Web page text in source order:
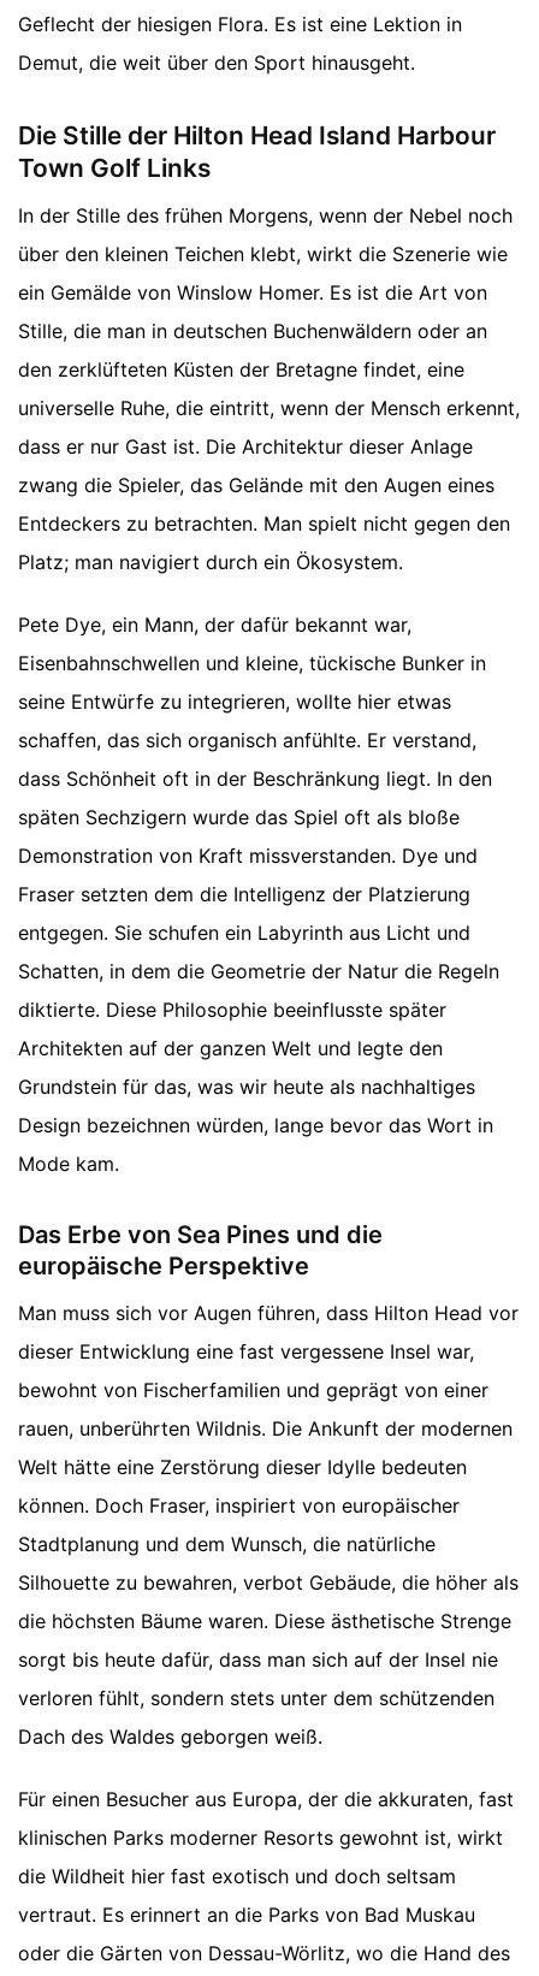
Geflecht der hiesigen Flora. Es ist eine Lektion in
Demut, die weit über den Sport hinausgeht.
Die Stille der Hilton Head Island Harbour
Town Golf Links
In der Stille des frühen Morgens, wenn der Nebel noch
über den kleinen Teichen klebt, wirkt die Szenerie wie
ein Gemälde von Winslow Homer. Es ist die Art von
Stille, die man in deutschen Buchenwäldern oder an
den zerklüfteten Küsten der Bretagne findet, eine
universelle Ruhe, die eintritt, wenn der Mensch erkennt,
dass er nur Gast ist. Die Architektur dieser Anlage
zwang die Spieler, das Gelände mit den Augen eines
Entdeckers zu betrachten. Man spielt nicht gegen den
Platz; man navigiert durch ein Ökosystem.
Pete Dye, ein Mann, der dafür bekannt war,
Eisenbahnschwellen und kleine, tückische Bunker in
seine Entwürfe zu integrieren, wollte hier etwas
schaffen, das sich organisch anfühlte. Er verstand,
dass Schönheit oft in der Beschränkung liegt. In den
späten Sechzigern wurde das Spiel oft als bloße
Demonstration von Kraft missverstanden. Dye und
Fraser setzten dem die Intelligenz der Platzierung
entgegen. Sie schufen ein Labyrinth aus Licht und
Schatten, in dem die Geometrie der Natur die Regeln
diktierte. Diese Philosophie beeinflusste später
Architekten auf der ganzen Welt und legte den
Grundstein für das, was wir heute als nachhaltiges
Design bezeichnen würden, lange bevor das Wort in
Mode kam.
Das Erbe von Sea Pines und die
europäische Perspektive
Man muss sich vor Augen führen, dass Hilton Head vor
dieser Entwicklung eine fast vergessene Insel war,
bewohnt von Fischerfamilien und geprägt von einer
rauen, unberührten Wildnis. Die Ankunft der modernen
Welt hätte eine Zerstörung dieser Idylle bedeuten
können. Doch Fraser, inspiriert von europäischer
Stadtplanung und dem Wunsch, die natürliche
Silhouette zu bewahren, verbot Gebäude, die höher als
die höchsten Bäume waren. Diese ästhetische Strenge
sorgt bis heute dafür, dass man sich auf der Insel nie
verloren fühlt, sondern stets unter dem schützenden
Dach des Waldes geborgen weiß.
Für einen Besucher aus Europa, der die akkuraten, fast
klinischen Parks moderner Resorts gewohnt ist, wirkt
die Wildheit hier fast exotisch und doch seltsam
vertraut. Es erinnert an die Parks von Bad Muskau
oder die Gärten von Dessau-Wörlitz, wo die Hand des